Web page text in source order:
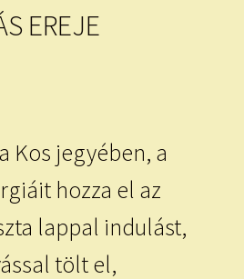
EREJE
Kos jegyében, a
hozza el az
lappal indulást,
tölt el,